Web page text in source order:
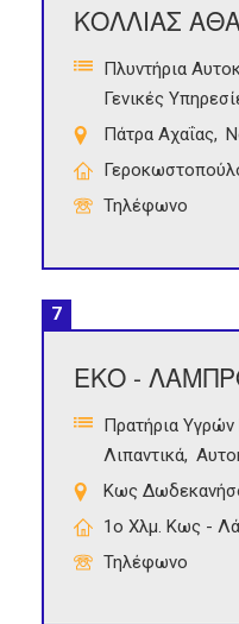
ΚΟΛΛΙΑΣ
Πλυντήρια
Γενικές
Πάτρα Αχαΐας
Τηλέφωνο
7
ΕΚΟ -
Πρατήρια
Λιπαντικά
Κως
1ο Χλμ. Κως -
Τηλέφωνο